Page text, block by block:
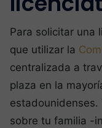
Para solicitar una
que utilizar la
centralizada a
plaza en la
estadounidenses.
sobre tu familia -